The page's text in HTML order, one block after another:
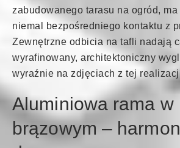
zabudowanego tarasu na ogród,
niemal bezpośredniego kontaktu z
Zewnętrzne odbicia na tafli nadają
wyrafinowany, architektoniczny
wyraźnie na zdjęciach z tej
Aluminiowa rama w
brązowym –